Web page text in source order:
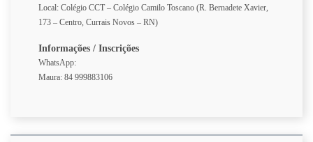
Local: Colégio CCT – Colégio Camilo Toscano (R. Bernadete Xavier,
173 – Centro, Currais Novos – RN)
Informações / Inscrições
WhatsApp:
Maura: 84 999883106